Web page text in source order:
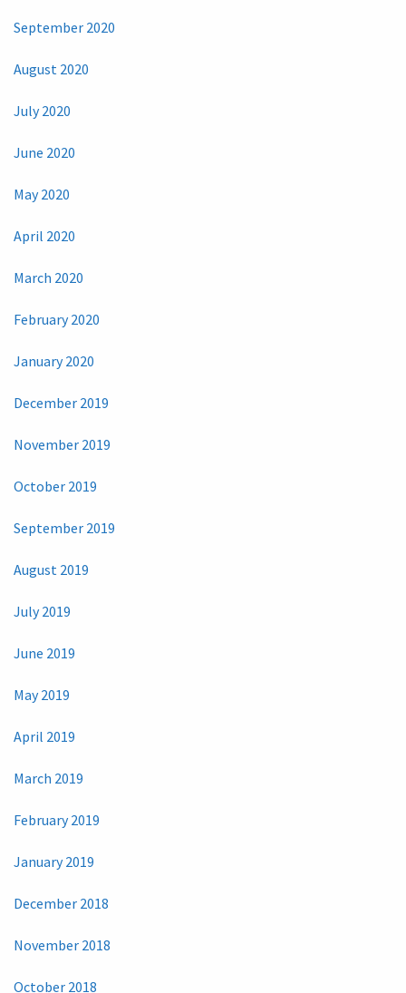
September 2020
August 2020
July 2020
June 2020
May 2020
April 2020
March 2020
February 2020
January 2020
December 2019
November 2019
October 2019
September 2019
August 2019
July 2019
June 2019
May 2019
April 2019
March 2019
February 2019
January 2019
December 2018
November 2018
October 2018